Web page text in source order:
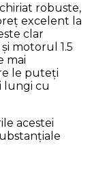
robuste,
excelent la
clar
motorul 1.5
mai
le puteți
lungi cu
acestei